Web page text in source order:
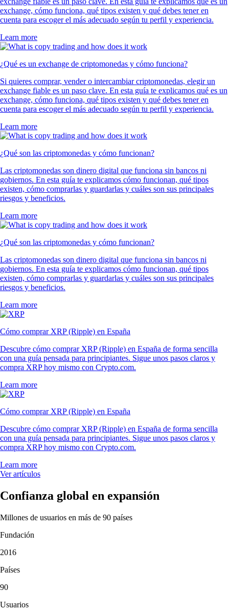
exchange, cómo funciona, qué tipos existen y qué debes tener en
cuenta para escoger el más adecuado según tu perfil y experiencia.
Learn more
¿Qué es un exchange de criptomonedas y cómo funciona?
Si quieres comprar, vender o intercambiar criptomonedas, elegir un
exchange fiable es un paso clave. En esta guía te explicamos qué es un
exchange, cómo funciona, qué tipos existen y qué debes tener en
cuenta para escoger el más adecuado según tu perfil y experiencia.
Learn more
¿Qué son las criptomonedas y cómo funcionan?
Las criptomonedas son dinero digital que funciona sin bancos ni
gobiernos. En esta guía te explicamos cómo funcionan, qué tipos
existen, cómo comprarlas y guardarlas y cuáles son sus principales
riesgos y beneficios.
Learn more
¿Qué son las criptomonedas y cómo funcionan?
Las criptomonedas son dinero digital que funciona sin bancos ni
gobiernos. En esta guía te explicamos cómo funcionan, qué tipos
existen, cómo comprarlas y guardarlas y cuáles son sus principales
riesgos y beneficios.
Learn more
Cómo comprar XRP (Ripple) en España
Descubre cómo comprar XRP (Ripple) en España de forma sencilla
con una guía pensada para principiantes. Sigue unos pasos claros y
compra XRP hoy mismo con Crypto.com.
Learn more
Cómo comprar XRP (Ripple) en España
Descubre cómo comprar XRP (Ripple) en España de forma sencilla
con una guía pensada para principiantes. Sigue unos pasos claros y
compra XRP hoy mismo con Crypto.com.
Learn more
Ver artículos
Confianza global en expansión
Millones de usuarios en más de 90 países
Fundación
2016
Países
90
Usuarios